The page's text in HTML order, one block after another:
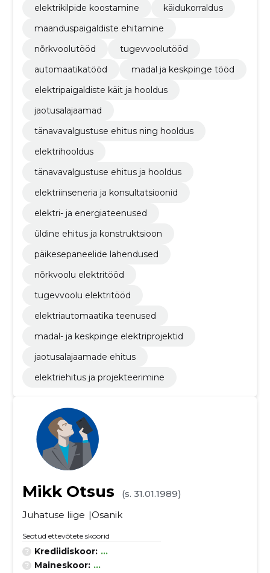
elektrikilpide koostamine
käidukorraldus
maanduspaigaldiste ehitamine
nõrkvoolutööd
tugevvoolutööd
automaatikatööd
madal ja keskpinge tööd
elektripaigaldiste käit ja hooldus
jaotusalajaamad
tänavavalgustuse ehitus ning hooldus
elektrihooldus
tänavavalgustuse ehitus ja hooldus
elektriinseneria ja konsultatsioonid
elektri- ja energiateenused
üldine ehitus ja konstruktsioon
päikesepaneelide lahendused
nõrkvoolu elektritööd
tugevvoolu elektritööd
elektriautomaatika teenused
madal- ja keskpinge elektriprojektid
jaotusalajaamade ehitus
elektriehitus ja projekteerimine
Mikk Otsus
(s. 31.01.1989)
Juhatuse liige
Osanik
Seotud ettevõtete skoorid
Krediidiskoor: ...
Maineskoor: ...